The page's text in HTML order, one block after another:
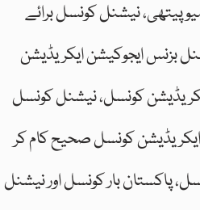
نیشنل کونسل برائے
بزنس ایجوکیشن ایکریڈیشن
کونسل، نیشنل کونسل
کونسل صحیح کام کر
پاکستان بار کونسل اور نیشنل